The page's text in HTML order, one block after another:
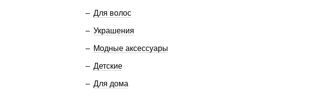
Для волос
Украшения
Модные аксессуары
Детские
Для дома